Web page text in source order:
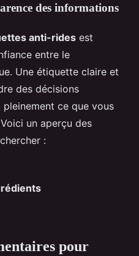
des informations
anti-rides est
entre le
Une étiquette claire et
des décisions
ce que vous
un aperçu des
:
pour